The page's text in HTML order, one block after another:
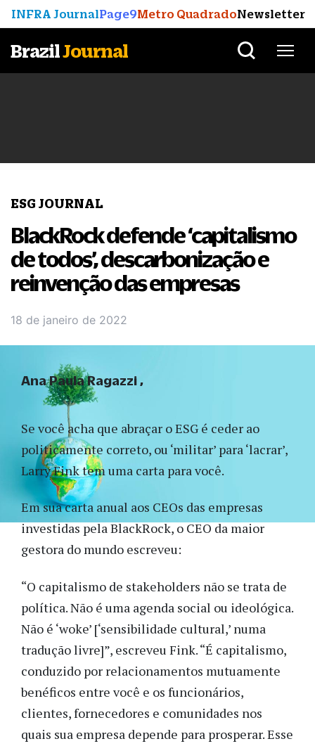
INFRA JournalPage9Metro QuadradoNewsletter
BrazilJournal
ESG JOURNAL
BlackRock defende ‘capitalismo
de todos’, descarbonização e
reinvenção das empresas
18 de janeiro de 2022
Se você acha que abraçar o ESG é ceder ao
politicamente correto, ou ‘militar’ para ‘lacrar’,
Larry Fink tem uma carta para você.
Em sua carta anual aos CEOs das empresas
investidas pela BlackRock, o CEO da maior
gestora do mundo escreveu:
“O capitalismo de stakeholders não se trata de
política. Não é uma agenda social ou ideológica.
Não é ‘woke’ [‘sensibilidade cultural,’ numa
tradução livre]”, escreveu Fink. “É capitalismo,
conduzido por relacionamentos mutuamente
benéficos entre você e os funcionários,
clientes, fornecedores e comunidades nos
quais sua empresa depende para prosperar. Esse
Ana Paula Ragazzi